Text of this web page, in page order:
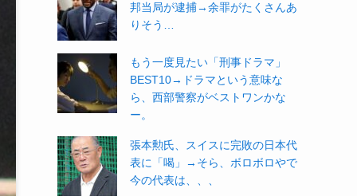
邦当局が逮捕→余罪がたくさんあ
りそう…
もう一度見たい「刑事ドラマ」
BEST10→ドラマという意味な
ら、西部警察がベストワンかな
ー。
張本勲氏、スイスに完敗の日本代
表に「喝」→そら、ボロボロやで
今の代表は、、、